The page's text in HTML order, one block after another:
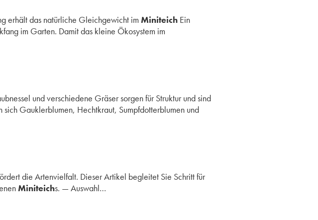
erhält das natürliche Gleichgewicht im Miniteich Ein
im Garten. Damit das kleine Ökosystem im
und verschiedene Gräser sorgen für Struktur und sind
sich Gauklerblumen, Hechtkraut, Sumpfdotterblumen und
die Artenvielfalt. Dieser Artikel begleitet Sie Schritt für
Miniteichs. — Auswahl…